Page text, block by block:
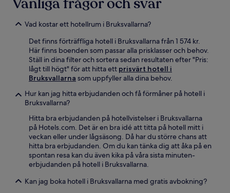
Vad kostar ett hotellrum i Bruksvallarna?
Det finns förträffliga hotell i Bruksvallarna från 1 574 kr.
Här finns boenden som passar alla prisklasser och behov.
Ställ in dina filter och sortera sedan resultaten efter "Pris:
lågt till högt" för att hitta ett prisvärt hotell i
Bruksvallarna som uppfyller alla dina behov.
Hur kan jag hitta erbjudanden och få förmåner på hotell i
Bruksvallarna?
Hitta bra erbjudanden på hotellvistelser i Bruksvallarna
på Hotels.com. Det är en bra idé att titta på hotell mitt i
veckan eller under lågsäsong. Då har du större chans att
hitta bra erbjudanden. Om du kan tänka dig att åka på en
spontan resa kan du även kika på våra sista minuten-
erbjudanden på hotell i Bruksvallarna.
Kan jag boka hotell i Bruksvallarna med gratis avbokning?